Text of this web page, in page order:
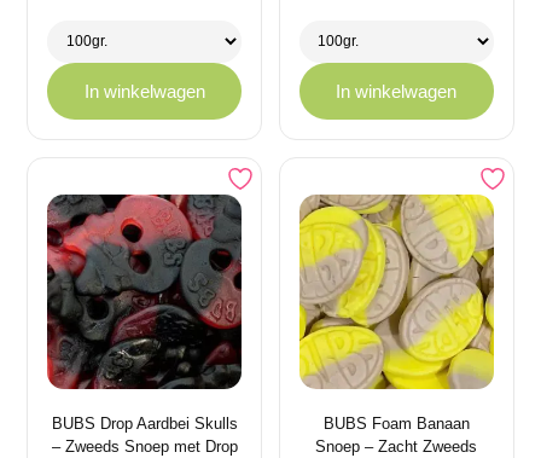
€ 12,95
In winkelwagen
tot
€ 16,99
In winkelwagen
BUBS Drop Aardbei Skulls
– Zweeds Snoep met Drop
BUBS Foam Banaan
Snoep – Zacht Zweeds